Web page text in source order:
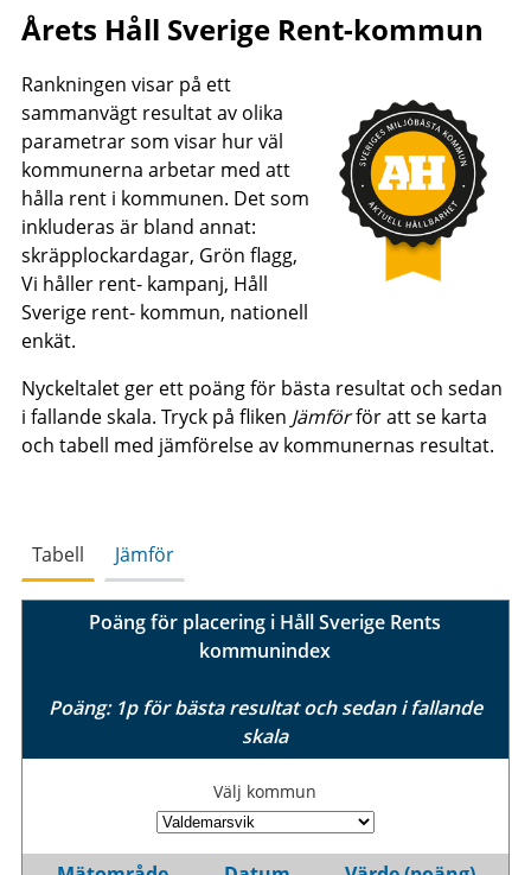
Årets Håll Sverige Rent-kommun
Rankningen visar på ett
sammanvägt resultat av olika
parametrar som visar hur väl
kommunerna arbetar med att
hålla rent i kommunen. Det som
inkluderas är bland annat:
skräpplockardagar, Grön flagg,
Vi håller rent- kampanj, Håll
Sverige rent- kommun, nationell
enkät.
Nyckeltalet ger ett poäng för bästa resultat och sedan
i fallande skala. Tryck på fliken Jämförför att se karta
och tabell med jämförelse av kommunernas resultat.
Tabell Jämför
Poäng för placering i Håll Sverige Rents
kommunindex
Poäng: 1p för bästa resultat och sedan i fallande
skala
Välj kommun